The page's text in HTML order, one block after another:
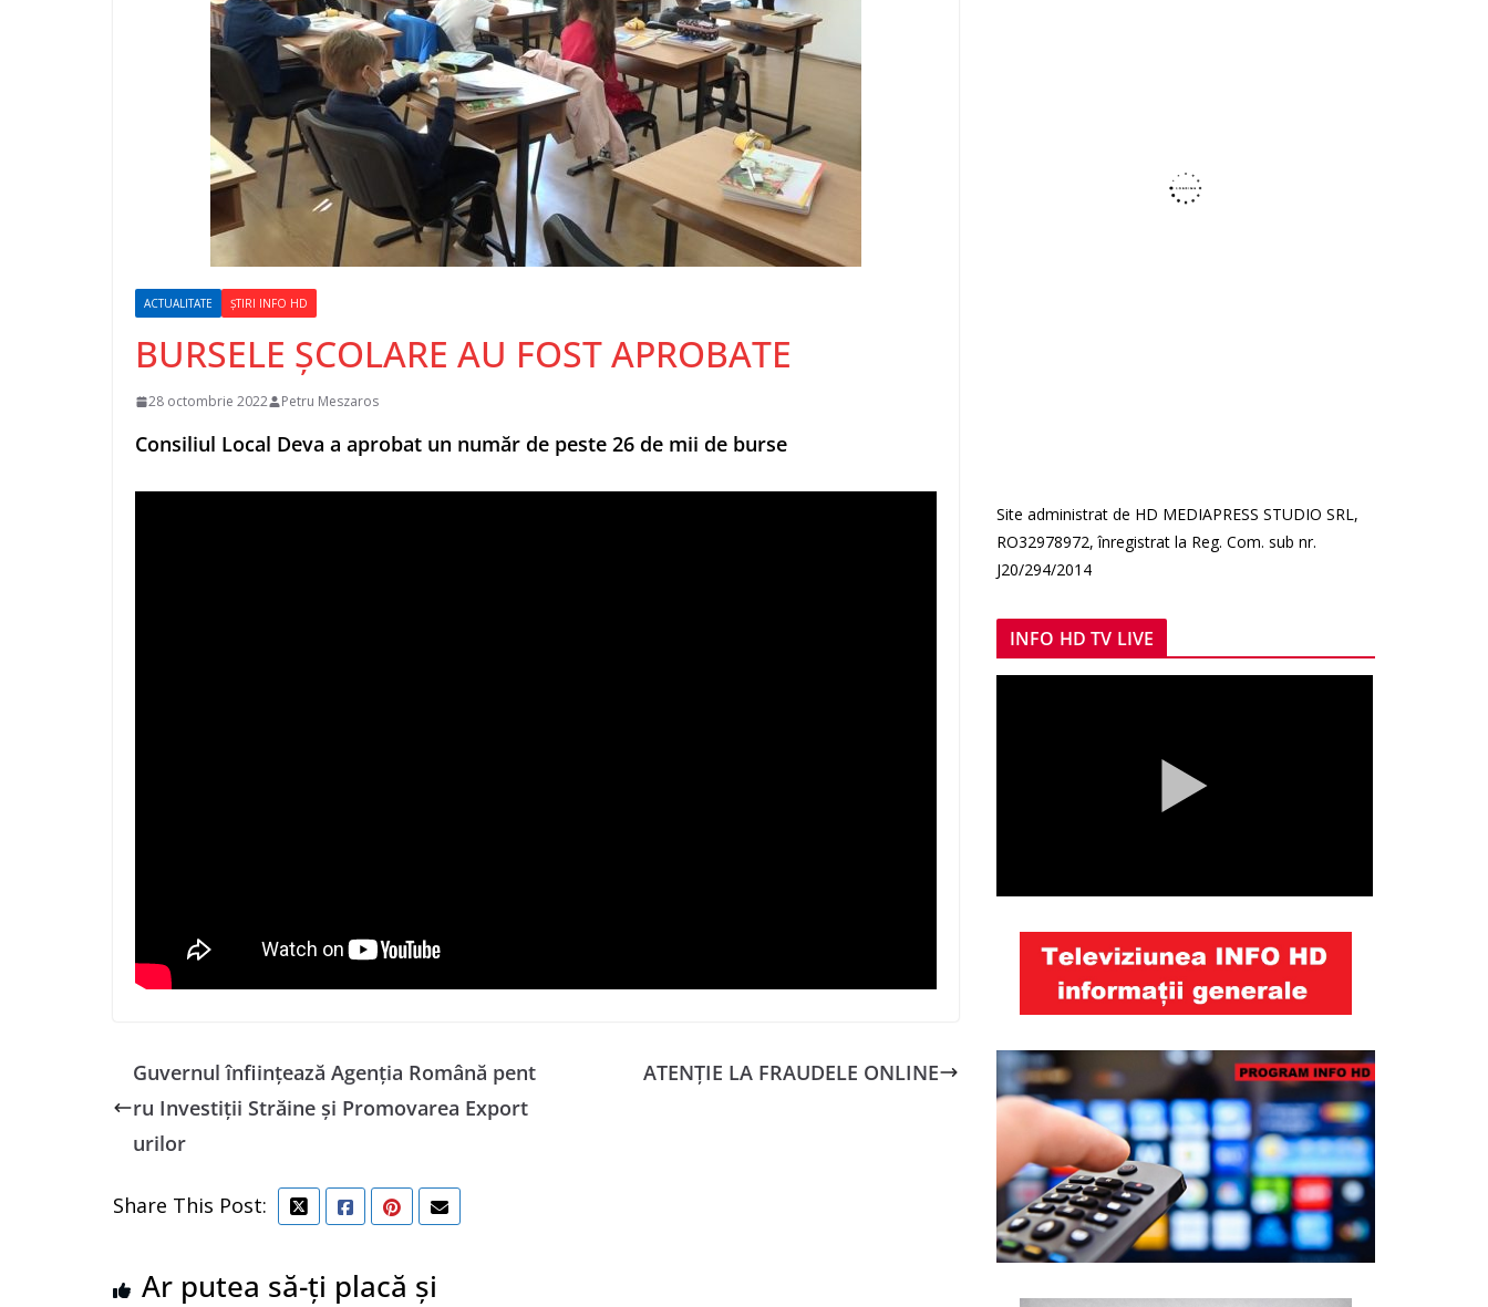
ACTUALITATE ȘTIRI INFO HD
BURSELE ȘCOLARE AU FOST APROBATE
28 octombrie 2022 Petru Meszaros
Consiliul Local Deva a aprobat un număr de peste 26 de mii de burse
Guvernul înfiinţează Agenţia Română pent
ru Investiţii Străine şi Promovarea Export
urilor
ATENȚIE LA FRAUDELE ONLINE
Share This Post:
Ar putea să-ți placă și
Site administrat de HD MEDIAPRESS STUDIO SRL,
RO32978972, înregistrat la Reg. Com. sub nr.
J20/294/2014
INFO HD TV LIVE